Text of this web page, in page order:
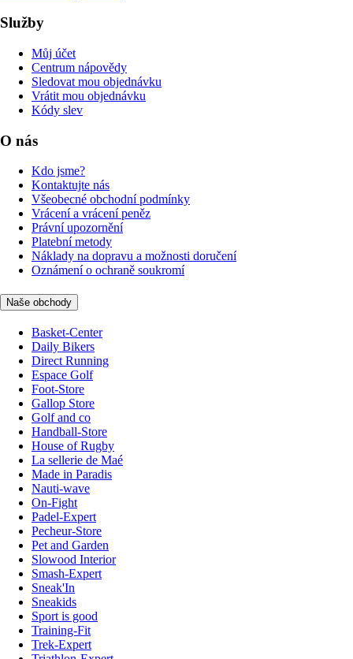
Služby
Můj účet
Centrum nápovědy
Sledovat mou objednávku
Vrátit mou objednávku
Kódy slev
O nás
Kdo jsme?
Kontaktujte nás
Všeobecné obchodní podmínky
Vrácení a vrácení peněz
Právní upozornění
Platební metody
Náklady na dopravu a možnosti doručení
Oznámení o ochraně soukromí
Naše obchody
Basket-Center
Daily Bikers
Direct Running
Espace Golf
Foot-Store
Gallop Store
Golf and co
Handball-Store
House of Rugby
La sellerie de Maé
Made in Paradis
Nauti-wave
On-Fight
Padel-Expert
Pecheur-Store
Pet and Garden
Slowood Interior
Smash-Expert
Sneak'In
Sneakids
Sport is good
Training-Fit
Trek-Expert